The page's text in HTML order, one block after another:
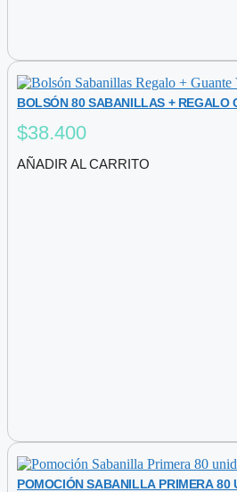
BOLSÓN 80 SABANILLAS + REGALO
$38.400
AÑADIR AL CARRITO
POMOCIÓN SABANILLA PRIMERA 80